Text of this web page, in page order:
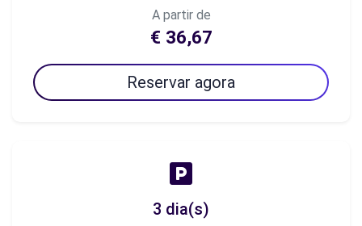
A partir de
€ 36,67
Reservar agora
3 dia(s)